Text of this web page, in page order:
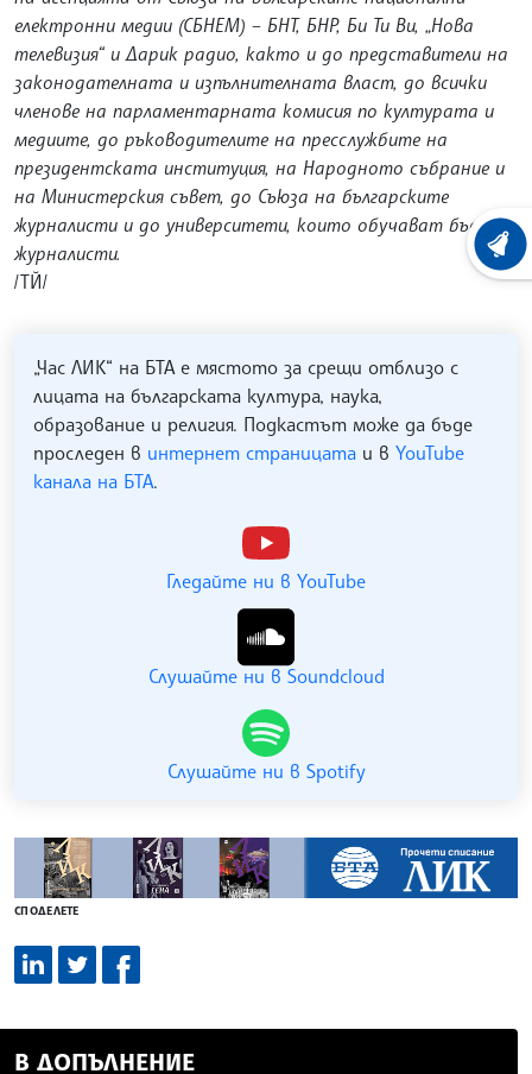
електронни медии (СБНЕМ) – БНТ, БНР, Би Ти Ви, „Нова
телевизия“ и Дарик радио, както и до представители на
законодателната и изпълнителната власт, до всички
членове на парламентарната комисия по културата и
медиите, до ръководителите на пресслужбите на
президентската институция, на Народното събрание и
на Министерския съвет, до Съюза на българските
журналисти и до университети, които обучават бъдещи
журналисти.
/ТЙ/
„Час ЛИК“ на БТА е мястото за срещи отблизо с
лицата на българската култура, наука,
образование и религия. Подкастът може да бъде
проследен в интернет страницата и в YouTube
канала на БТА.
Гледайте ни в YouTube
Слушайте ни в Soundcloud
Слушайте ни в Spotify
СПОДЕЛЕТЕ
В ДОПЪЛНЕНИЕ